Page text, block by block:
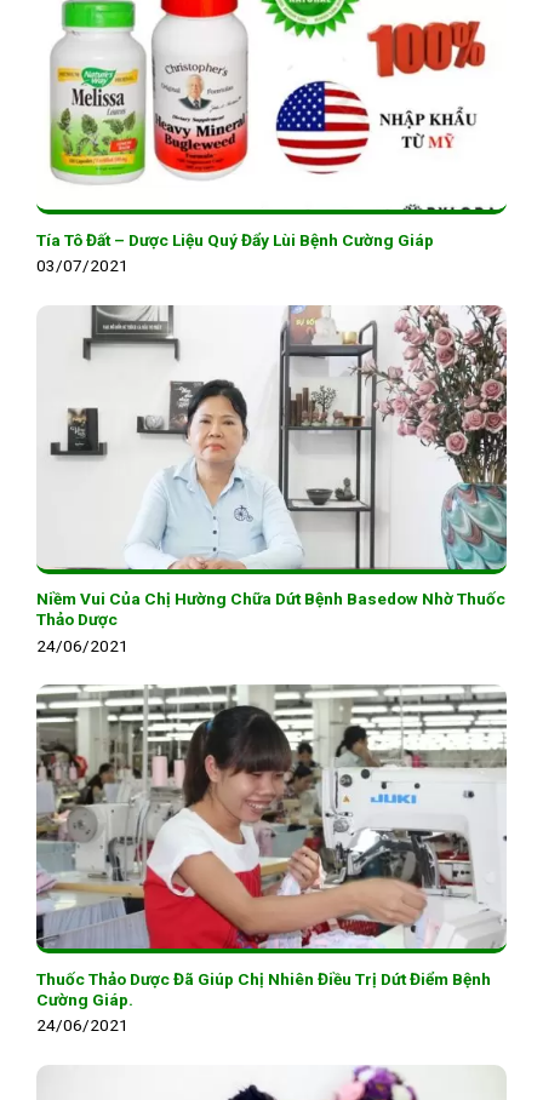
Tía Tô Đất – Dược Liệu Quý Đẩy Lùi Bệnh Cường Giáp
03/07/2021
Niềm Vui Của Chị Hường Chữa Dứt Bệnh Basedow Nhờ Thuốc
Thảo Dược
24/06/2021
Thuốc Thảo Dược Đã Giúp Chị Nhiên Điều Trị Dứt Điểm Bệnh
Cường Giáp.
24/06/2021